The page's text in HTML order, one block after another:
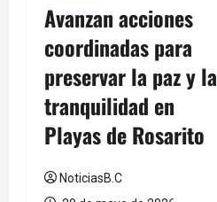
Avanzan acciones
coordinadas para
preservar la paz y la
tranquilidad en
Playas de Rosarito
NoticiasB.C